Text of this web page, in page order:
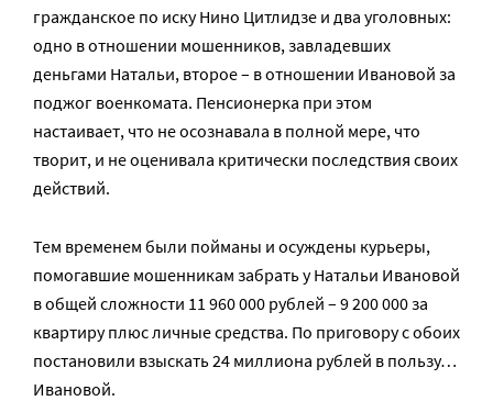
гражданское по иску Нино Цитлидзе и два уголовных:
одно в отношении мошенников, завладевших
деньгами Натальи, второе – в отношении Ивановой за
поджог военкомата. Пенсионерка при этом
настаивает, что не осознавала в полной мере, что
творит, и не оценивала критически последствия своих
действий.
Тем временем были пойманы и осуждены курьеры,
помогавшие мошенникам забрать у Натальи Ивановой
в общей сложности 11 960 000 рублей – 9 200 000 за
квартиру плюс личные средства. По приговору с обоих
постановили взыскать 24 миллиона рублей в пользу…
Ивановой.